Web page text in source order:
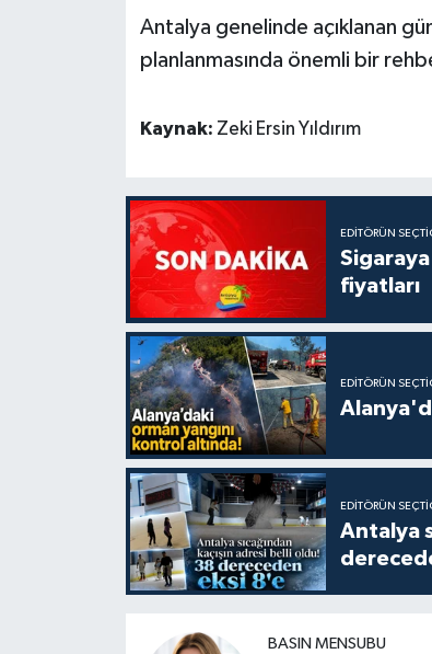
Antalya genelinde açıklanan
planlanmasında önemli bir
Kaynak: Zeki Ersin Yıldırım
EDITÖRÜN
fiyatları
EDITÖRÜN
EDITÖRÜN
Antalya
BASIN MENSUBU